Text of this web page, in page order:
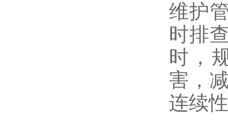
维护
时排
时，
害，
连续